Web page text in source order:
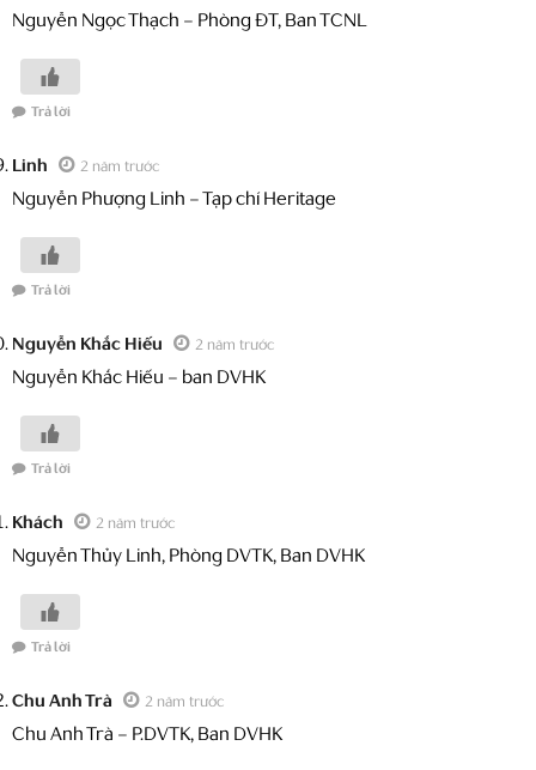
Nguyễn Ngọc Thạch – Phòng ĐT, Ban TCNL
Trả lời
Linh 2 năm trước
Nguyễn Phượng Linh – Tạp chí Heritage
Trả lời
Nguyễn Khắc Hiếu 2 năm trước
Nguyễn Khắc Hiếu – ban DVHK
Trả lời
Khách 2 năm trước
Nguyễn Thủy Linh, Phòng DVTK, Ban DVHK
Trả lời
Chu Anh Trà 2 năm trước
Chu Anh Trà – P.DVTK, Ban DVHK